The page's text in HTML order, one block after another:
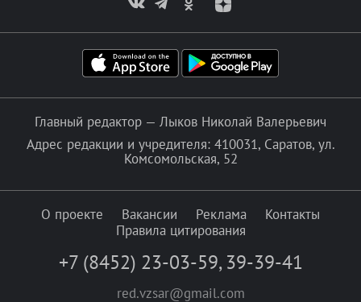
Главный редактор — Лыков Николай Валерьевич
Адрес редакции и учредителя: 410031, Саратов, ул.
Комсомольская, 52
О проекте Вакансии Реклама
Контакты
Правила цитирования
+7 (8452) 23-03-59, 39-39-41
red.vzsar@gmail.com